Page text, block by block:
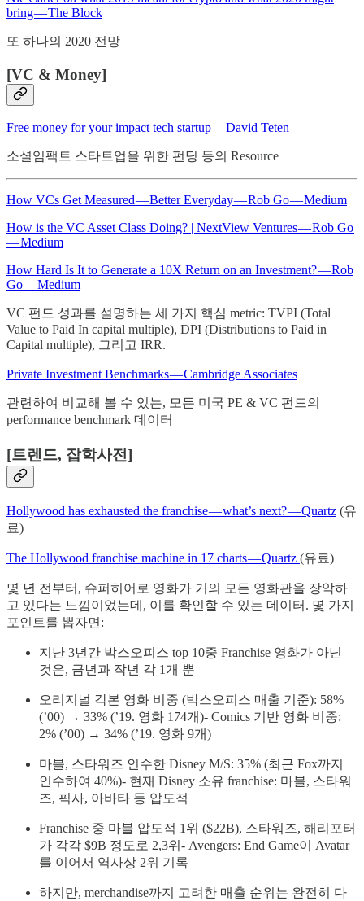
bring — The Block
또 하나의 2020 전망
[VC & Money]
Free money for your impact tech startup — David Teten
소셜임팩트 스타트업을 위한 펀딩 등의 Resource
How VCs Get Measured — Better Everyday — Rob Go — Medium
How is the VC Asset Class Doing? | NextView Ventures — Rob Go
— Medium
How Hard Is It to Generate a 10X Return on an Investment? — Rob
Go — Medium
VC 펀드 성과를 설명하는 세 가지 핵심 metric: TVPI (Total
Value to Paid In capital multiple), DPI (Distributions to Paid in
Capital multiple), 그리고 IRR.
Private Investment Benchmarks — Cambridge Associates
관련하여 비교해 볼 수 있는, 모든 미국 PE & VC 펀드의
performance benchmark 데이터
[트렌드, 잡학사전]
Hollywood has exhausted the franchise — what’s next? — Quartz (유
료)
The Hollywood franchise machine in 17 charts — Quartz (유료)
몇 년 전부터, 슈퍼히어로 영화가 거의 모든 영화관을 장악하
고 있다는 느낌이었는데, 이를 확인할 수 있는 데이터. 몇 가지
포인트를 뽑자면:
지난 3년간 박스오피스 top 10중 Franchise 영화가 아닌
것은, 금년과 작년 각 1개 뿐
오리지널 각본 영화 비중 (박스오피스 매출 기준): 58%
(’00) → 33% (’19. 영화 174개)- Comics 기반 영화 비중:
2% (’00) → 34% (’19. 영화 9개)
마블, 스타워즈 인수한 Disney M/S: 35% (최근 Fox까지
인수하여 40%)- 현재 Disney 소유 franchise: 마블, 스타워
즈, 픽사, 아바타 등 압도적
Franchise 중 마블 압도적 1위 ($22B), 스타워즈, 해리포터
가 각각 $9B 정도로 2,3위- Avengers: End Game이 Avatar
를 이어서 역사상 2위 기록
하지만, merchandise까지 고려한 매출 순위는 완전히 다